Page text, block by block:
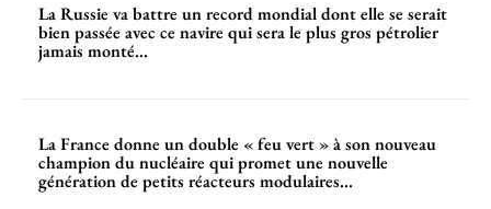
La Russie va battre un record mondial dont elle se serait
bien passée avec ce navire qui sera le plus gros pétrolier
jamais monté...
La France donne un double « feu vert » à son nouveau
champion du nucléaire qui promet une nouvelle
génération de petits réacteurs modulaires...